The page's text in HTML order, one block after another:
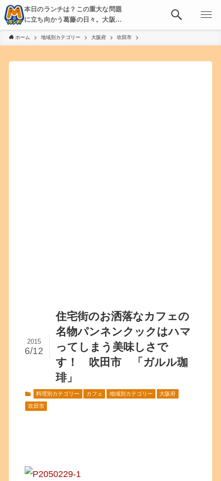
本日のランチは？この重大な問題
に立ち向かう葛藤の日々。大阪・
京都・神戸を中心とした食べ歩
き、飲み歩きを綴る。
ホーム 地域別カテゴリー 大阪府 吹田市
住宅街のお洒落なカフェの
名物パンネンクックはハマ
ってしまう美味しさで
す！ 吹田市 「ガルル珈
琲」
2015
6/12
料理別カテゴリー カフェ 地域別カテゴリー 大阪府
吹田市